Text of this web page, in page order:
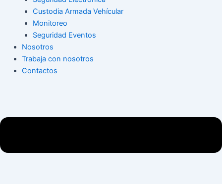
Custodia Armada Vehícular
Monitoreo
Seguridad Eventos
Nosotros
Trabaja con nosotros
Contactos